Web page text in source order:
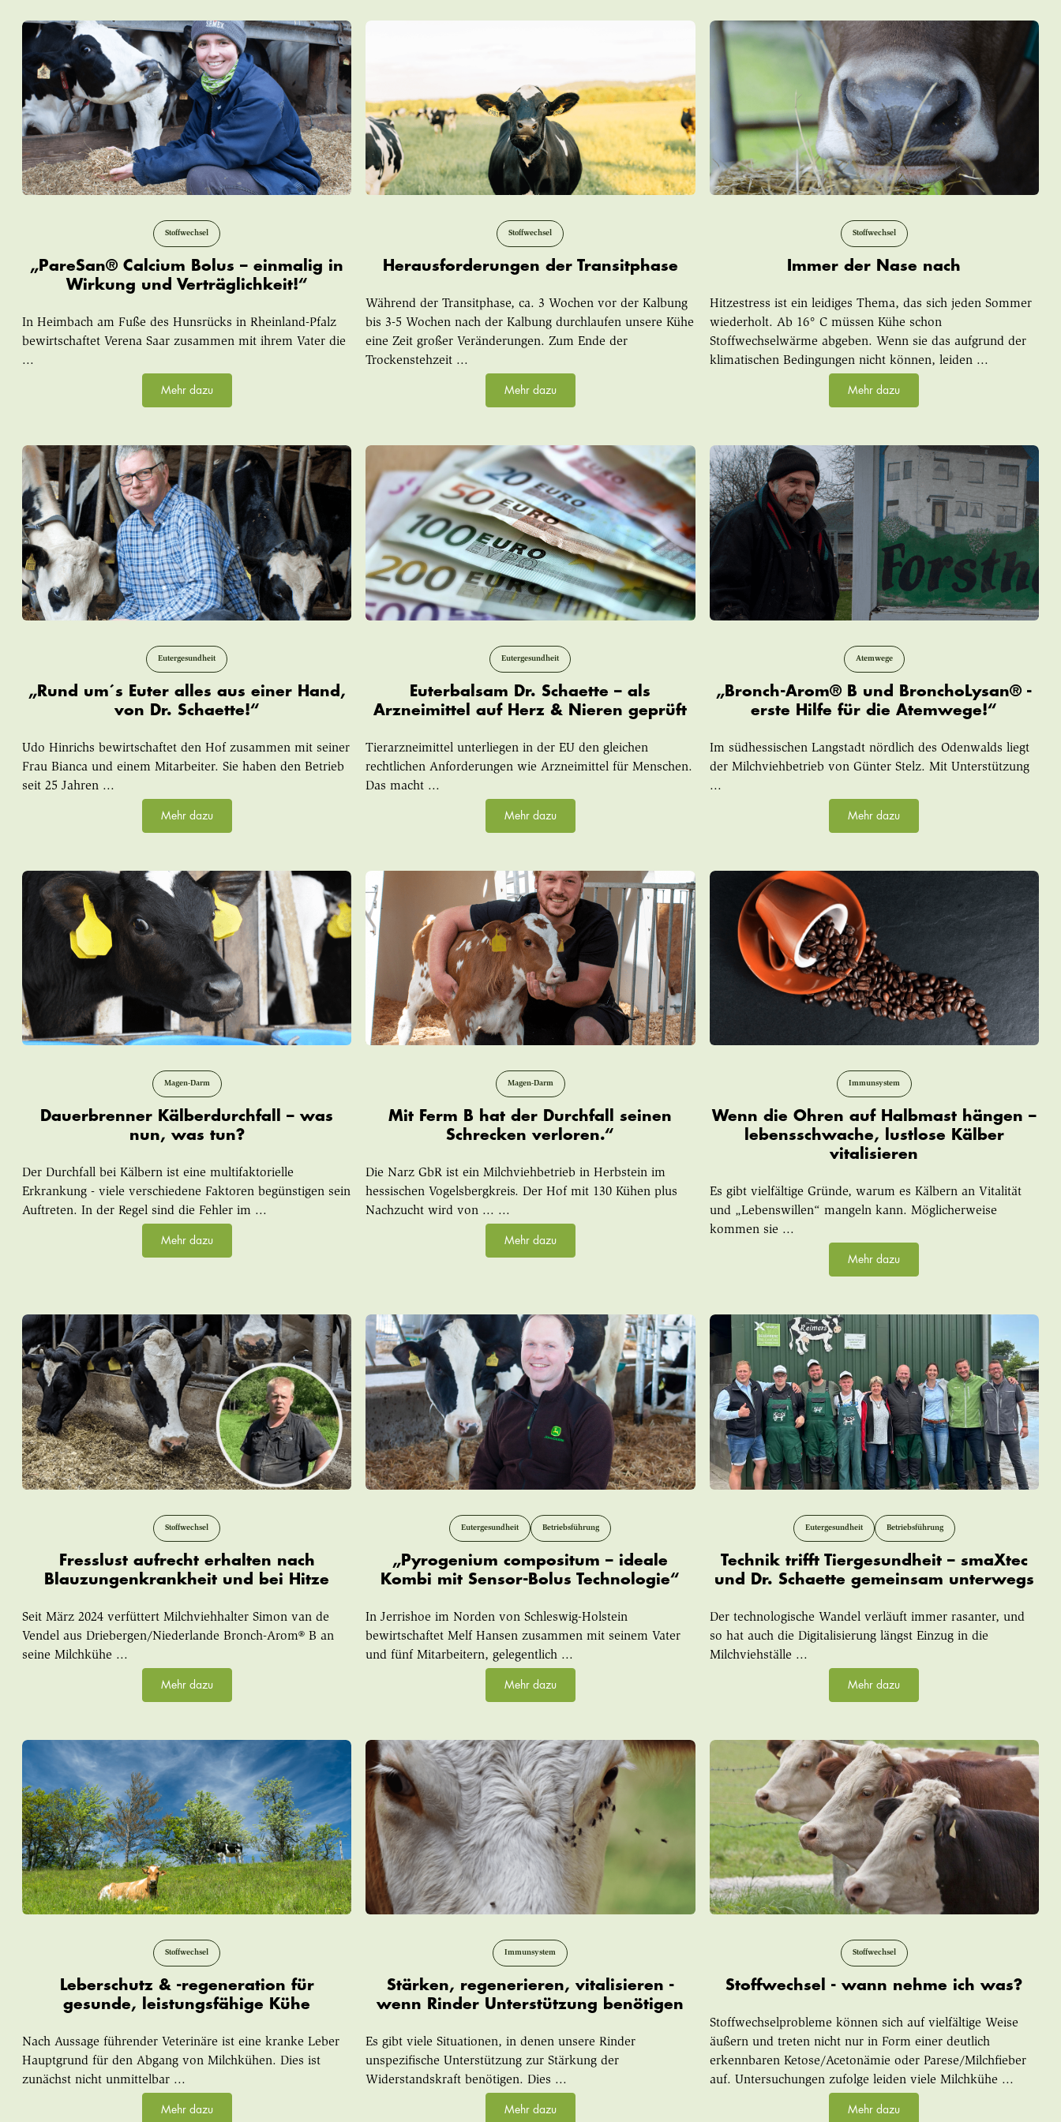
Stoffwechsel
„PareSan® Calcium Bolus – einmalig in
Wirkung und Verträglichkeit!“
In Heimbach am Fuße des Hunsrücks in Rheinland-Pfalz
bewirtschaftet Verena Saar zusammen mit ihrem Vater die
...
Mehr dazu
Stoffwechsel
Herausforderungen der Transitphase
Während der Transitphase, ca. 3 Wochen vor der Kalbung
bis 3-5 Wochen nach der Kalbung durchlaufen unsere Kühe
eine Zeit großer Veränderungen. Zum Ende der
Trockenstehzeit ...
Mehr dazu
Stoffwechsel
Immer der Nase nach
Hitzestress ist ein leidiges Thema, das sich jeden Sommer
wiederholt. Ab 16° C müssen Kühe schon
Stoffwechselwärme abgeben. Wenn sie das aufgrund der
klimatischen Bedingungen nicht können, leiden ...
Mehr dazu
Eutergesundheit
„Rund um´s Euter alles aus einer Hand,
von Dr. Schaette!“
Udo Hinrichs bewirtschaftet den Hof zusammen mit seiner
Frau Bianca und einem Mitarbeiter. Sie haben den Betrieb
seit 25 Jahren ...
Mehr dazu
Eutergesundheit
Euterbalsam Dr. Schaette – als
Arzneimittel auf Herz & Nieren geprüft
Tierarzneimittel unterliegen in der EU den gleichen
rechtlichen Anforderungen wie Arzneimittel für Menschen.
Das macht ...
Mehr dazu
Atemwege
„Bronch-Arom® B und BronchoLysan® -
erste Hilfe für die Atemwege!“
Im südhessischen Langstadt nördlich des Odenwalds liegt
der Milchviehbetrieb von Günter Stelz. Mit Unterstützung
...
Mehr dazu
Magen-Darm
Dauerbrenner Kälberdurchfall – was
nun, was tun?
Der Durchfall bei Kälbern ist eine multifaktorielle
Erkrankung - viele verschiedene Faktoren begünstigen sein
Auftreten. In der Regel sind die Fehler im ...
Mehr dazu
Magen-Darm
Mit Ferm B hat der Durchfall seinen
Schrecken verloren.“
Die Narz GbR ist ein Milchviehbetrieb in Herbstein im
hessischen Vogelsbergkreis. Der Hof mit 130 Kühen plus
Nachzucht wird von ... ...
Mehr dazu
Immunsystem
Wenn die Ohren auf Halbmast hängen –
lebensschwache, lustlose Kälber
vitalisieren
Es gibt vielfältige Gründe, warum es Kälbern an Vitalität
und „Lebenswillen“ mangeln kann. Möglicherweise
kommen sie ...
Mehr dazu
Stoffwechsel
Fresslust aufrecht erhalten nach
Blauzungenkrankheit und bei Hitze
Seit März 2024 verfüttert Milchviehhalter Simon van de
Vendel aus Driebergen/Niederlande Bronch-Arom® B an
seine Milchkühe ...
Mehr dazu
Eutergesundheit Betriebsführung
„Pyrogenium compositum – ideale
Kombi mit Sensor-Bolus Technologie“
In Jerrishoe im Norden von Schleswig-Holstein
bewirtschaftet Melf Hansen zusammen mit seinem Vater
und fünf Mitarbeitern, gelegentlich ...
Mehr dazu
Eutergesundheit Betriebsführung
Technik trifft Tiergesundheit – smaXtec
und Dr. Schaette gemeinsam unterwegs
Der technologische Wandel verläuft immer rasanter, und
so hat auch die Digitalisierung längst Einzug in die
Milchviehställe ...
Mehr dazu
Stoffwechsel
Leberschutz & -regeneration für
gesunde, leistungsfähige Kühe
Nach Aussage führender Veterinäre ist eine kranke Leber
Hauptgrund für den Abgang von Milchkühen. Dies ist
zunächst nicht unmittelbar ...
Mehr dazu
Immunsystem
Stärken, regenerieren, vitalisieren -
wenn Rinder Unterstützung benötigen
Es gibt viele Situationen, in denen unsere Rinder
unspezifische Unterstützung zur Stärkung der
Widerstandskraft benötigen. Dies ...
Mehr dazu
Stoffwechsel
Stoffwechsel - wann nehme ich was?
Stoffwechselprobleme können sich auf vielfältige Weise
äußern und treten nicht nur in Form einer deutlich
erkennbaren Ketose/Acetonämie oder Parese/Milchfieber
auf. Untersuchungen zufolge leiden viele Milchkühe ...
Mehr dazu